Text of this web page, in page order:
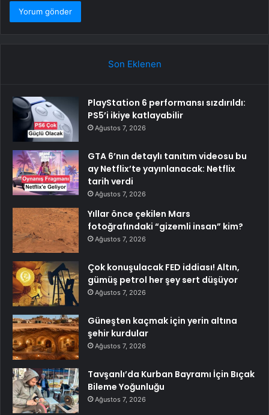
Son Eklenen
PlayStation 6 performansı sızdırıldı:
PS5’i ikiye katlayabilir
Ağustos 7, 2026
GTA 6’nın detaylı tanıtım videosu bu
ay Netflix’te yayınlanacak: Netflix
tarih verdi
Ağustos 7, 2026
Yıllar önce çekilen Mars
fotoğrafındaki “gizemli insan” kim?
Ağustos 7, 2026
Çok konuşulacak FED iddiası! Altın,
gümüş petrol her şey sert düşüyor
Ağustos 7, 2026
Güneşten kaçmak için yerin altına
şehir kurdular
Ağustos 7, 2026
Tavşanlı’da Kurban Bayramı İçin Bıçak
Bileme Yoğunluğu
Ağustos 7, 2026